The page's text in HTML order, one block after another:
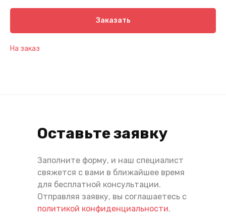
Заказать
На заказ
Оставьте заявку
Заполните форму, и наш специалист
свяжется с вами в ближайшее время
для бесплатной консультации.
Отправляя заявку, вы соглашаетесь с
политикой конфиденциальности.